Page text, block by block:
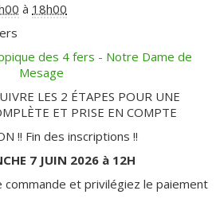
à 18h00
des 4 fers - Notre Dame de
Mesage
LES 2 ÉTAPES POUR UNE
ET PRISE EN COMPTE
!! Fin des inscriptions !!
7 JUIN 2026 à 12H
commande et privilégiez le paiement